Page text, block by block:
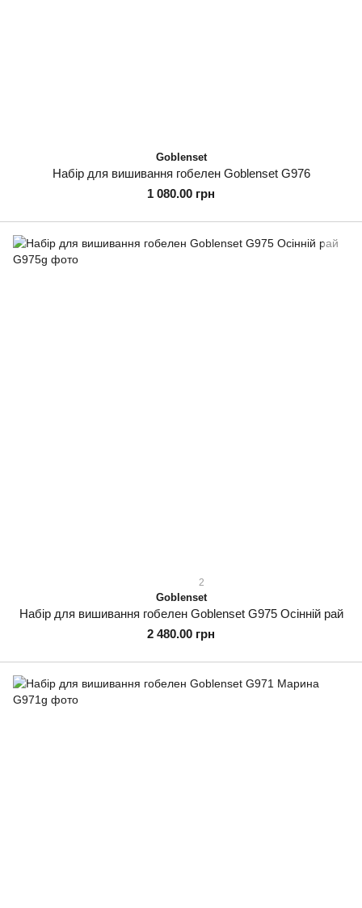
Goblenset
Набір для вишивання гобелен Goblenset G976
1 080.00 грн
2
Goblenset
Набір для вишивання гобелен Goblenset G975 Осінній рай
2 480.00 грн